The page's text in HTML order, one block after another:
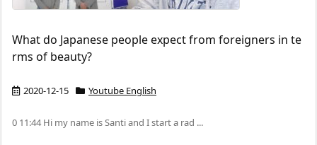
What do Japanese people expect from foreigners in te
rms of beauty?
2020-12-15 Youtube English
0 11:44 Hi my name is Santi and I start a rad ...